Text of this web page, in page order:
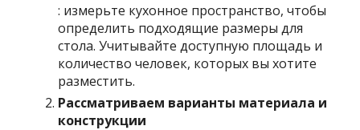
: измерьте кухонное пространство, чтобы
определить подходящие размеры для
стола. Учитывайте доступную площадь и
количество человек, которых вы хотите
разместить.
Рассматриваем варианты материала и
конструкции